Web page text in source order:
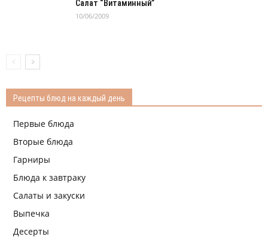
Салат “Витаминный”
10/06/2009
Рецепты блюд на каждый день
Первые блюда
Вторые блюда
Гарниры
Блюда к завтраку
Салаты и закуски
Выпечка
Десерты